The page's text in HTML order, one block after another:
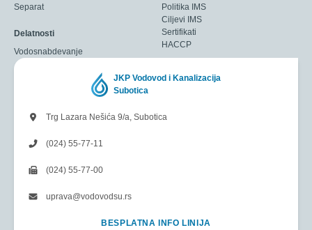
Separat
Delatnosti
Vodosnabdevanje
Politika IMS
Ciljevi IMS
Sertifikati
HACCP
JKP Vodovod i Kanalizacija
Subotica
Trg Lazara Nešića 9/a, Subotica
(024) 55-77-11
(024) 55-77-00
uprava@vodovodsu.rs
BESPLATNA INFO LINIJA